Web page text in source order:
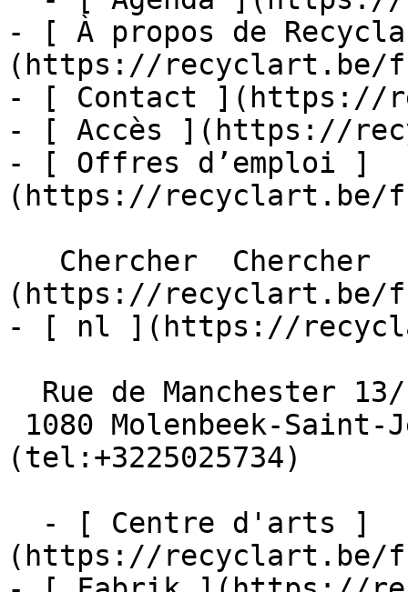
- [ À propos de
(https://recyclart.be/
- [ Contact ](https://
- [ Accès ](https://
- [ Offres d’emploi ]
(https://recyclart.be/
(https://recyclart.be/
- [ nl ](https://
(tel:+3225025734)
(https://recyclart.be/